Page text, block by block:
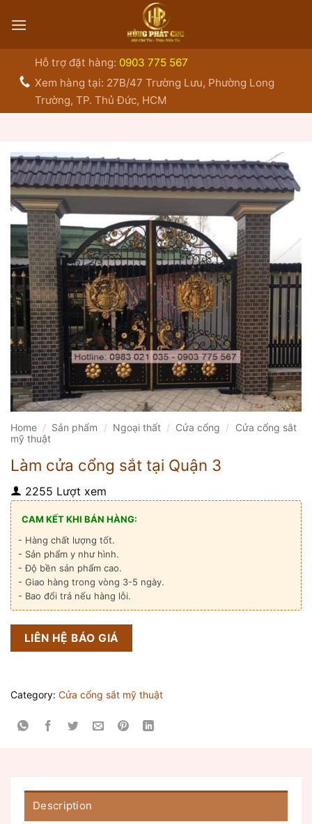
qua
Hỗ trợ đặt hàng: 0903 775 567
Xem hàng tại: 27B/47 Trường Lưu, Phường Long
Trường, TP. Thủ Đức, HCM
Home / Sản phẩm / Ngoại thất / Cửa cổng /
Cửa cổng sắt
mỹ thuật
Làm cửa cổng sắt tại Quận 3
2255 Lượt xem
CAM KẾT KHI BÁN HÀNG:
- Hàng chất lượng tốt.
- Sản phẩm y như hình.
- Độ bền sản phẩm cao.
- Giao hàng trong vòng 3-5 ngày.
- Bao đổi trả nếu hàng lỗi.
LIÊN HỆ BÁO GIÁ
Category: Cửa cổng sắt mỹ thuật
Description